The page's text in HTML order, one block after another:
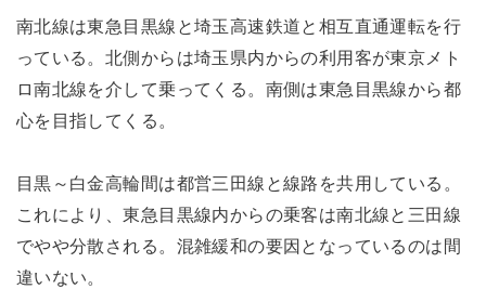
南北線は東急目黒線と埼玉高速鉄道と相互直通運転を行
っている。北側からは埼玉県内からの利用客が東京メト
ロ南北線を介して乗ってくる。南側は東急目黒線から都
心を目指してくる。
目黒～白金高輪間は都営三田線と線路を共用している。
これにより、東急目黒線内からの乗客は南北線と三田線
でやや分散される。混雑緩和の要因となっているのは間
違いない。